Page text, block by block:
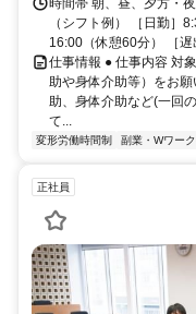
（シフト例） ［日勤］
16:00（休憩60分） ［遅
仕事情報 ● 仕事内容 対
助や身体介助等）をお
助、身体介助など(一回
て...
変形労働時間制 副業・Wワー
正社員